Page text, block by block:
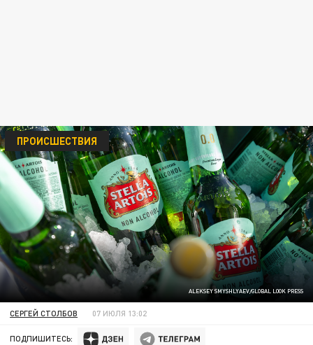
ALEKSEY SMYSHLYAEV/GLOBAL LOOK PRESS
ПРОИСШЕСТВИЯ
СЕРГЕЙ СТОЛБОВ 07 ИЮЛЯ 13:02
ПОДПИШИТЕСЬ: